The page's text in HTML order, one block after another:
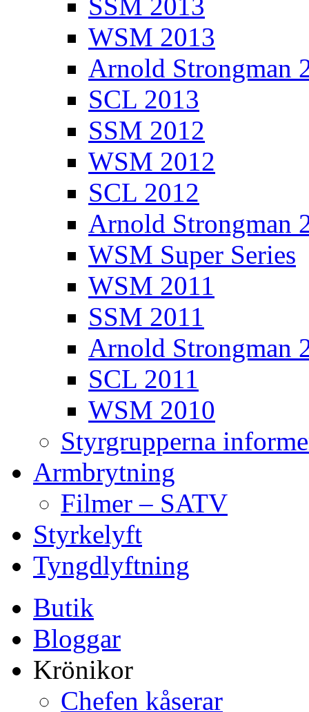
WSM 2013
Arnold Strongman
SCL 2013
SSM 2012
WSM 2012
SCL 2012
Arnold Strongman
WSM Super Series
WSM 2011
SSM 2011
Arnold Strongman
SCL 2011
WSM 2010
Styrgrupperna
Armbrytning
Filmer – SATV
Styrkelyft
Tyngdlyftning
Butik
Bloggar
Krönikor
Chefen kåserar